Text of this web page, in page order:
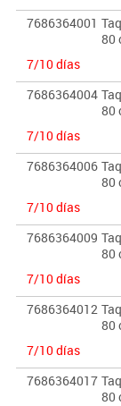
El mobiliario se
abonará más del
7686364001
80
7/10 días
7686364004
80
7/10 días
7686364006
80
7/10 días
7686364009
80
7/10 días
7686364012
80
7/10 días
7686364017
80